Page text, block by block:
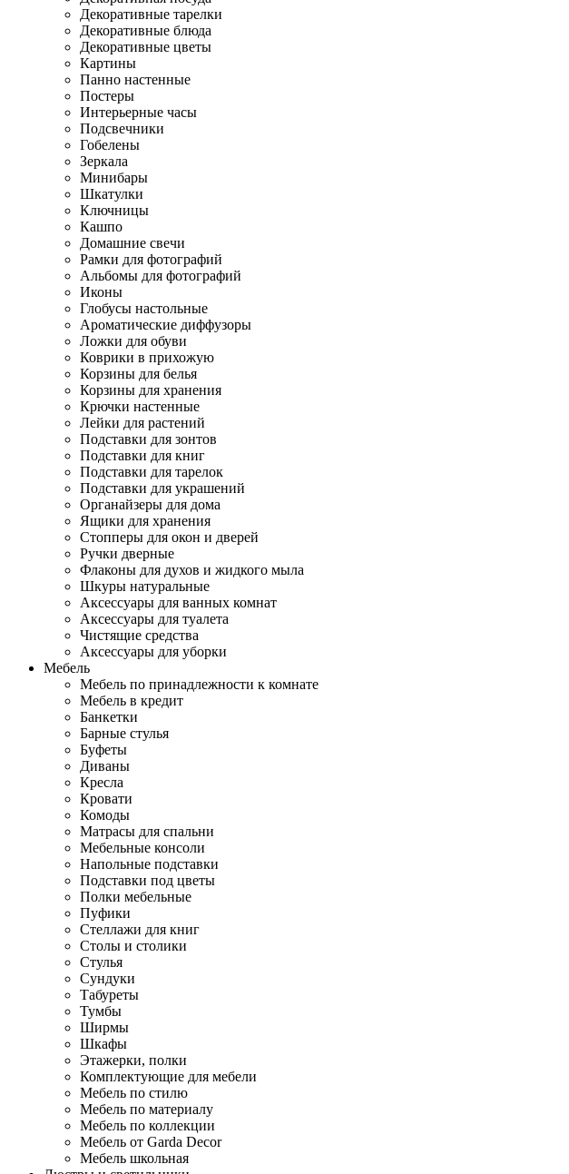
Декоративные тарелки
Декоративные блюда
Декоративные цветы
Картины
Панно настенные
Постеры
Интерьерные часы
Подсвечники
Гобелены
Зеркала
Минибары
Шкатулки
Ключницы
Кашпо
Домашние свечи
Рамки для фотографий
Альбомы для фотографий
Иконы
Глобусы настольные
Ароматические диффузоры
Ложки для обуви
Коврики в прихожую
Корзины для белья
Корзины для хранения
Крючки настенные
Лейки для растений
Подставки для зонтов
Подставки для книг
Подставки для тарелок
Подставки для украшений
Органайзеры для дома
Ящики для хранения
Стопперы для окон и дверей
Ручки дверные
Флаконы для духов и жидкого мыла
Шкуры натуральные
Аксессуары для ванных комнат
Аксессуары для туалета
Чистящие средства
Аксессуары для уборки
Мебель
Мебель по принадлежности к комнате
Мебель в кредит
Банкетки
Барные стулья
Буфеты
Диваны
Кресла
Кровати
Комоды
Матрасы для спальни
Мебельные консоли
Напольные подставки
Подставки под цветы
Полки мебельные
Пуфики
Стеллажи для книг
Столы и столики
Стулья
Сундуки
Табуреты
Тумбы
Ширмы
Шкафы
Этажерки, полки
Комплектующие для мебели
Мебель по стилю
Мебель по материалу
Мебель по коллекции
Мебель от Garda Decor
Мебель школьная